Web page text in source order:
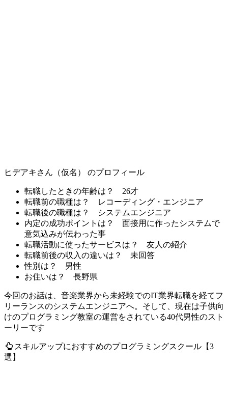
ヒデアキさん（仮名） のプロフィール
転職したときの年齢は？ 26才
転職前の職種は？
レコーディング・エンジニア
転職後の職種は？
システムエンジニア
内定の成功ポイントは？ 面接用に作ったシステムで
意気込みが伝わった事
転職活動に使ったサービスは？ 友人の紹介
転職前後の収入の違いは？ 未回答
性別は？ 男性
お住いは？ 長野県
今回のお話は、音楽業界から未経験でのIT業界転職を経てフ
リーランスのシステムエンジニアへ。そして、現在は子供向
けのプログラミング教室の運営をされている40代男性のスト
ーリーです
スキルアップにおすすめのプログラミングスクール【3
選】